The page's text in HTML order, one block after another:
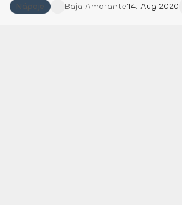
Nápoje Baja Amarante14. Aug 2020